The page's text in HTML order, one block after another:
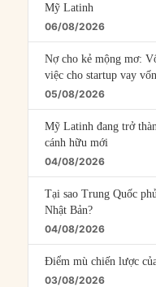
Mỹ Latinh
06/08/2026
Nợ cho kẻ mộng mơ:
việc cho startup vay vốn
05/08/2026
Mỹ Latinh đang trở
cánh hữu mới
04/08/2026
Tại sao Trung Quốc
Nhật Bản?
04/08/2026
Điểm mù chiến lược
03/08/2026